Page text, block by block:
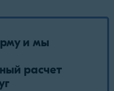
и мы
расчет